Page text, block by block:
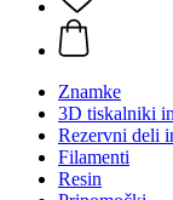
Znamke
3D tiskalniki
Rezervni deli
Filamenti
Resin